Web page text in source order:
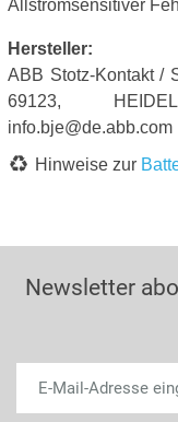
Allstromsensitiver
Hersteller:
ABB Stotz-Kontakt /
69123,
info.bje@de.abb.com
Hinweise zur
Newsletter